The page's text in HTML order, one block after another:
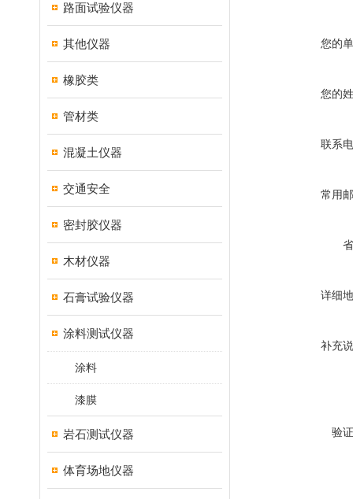
路面试验仪器
其他仪器
橡胶类
管材类
混凝土仪器
交通安全
密封胶仪器
木材仪器
石膏试验仪器
涂料测试仪器
涂料
漆膜
岩石测试仪器
体育场地仪器
您的
您的
联系
常用
详细
补充
验